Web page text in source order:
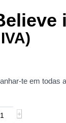
te em todas
+